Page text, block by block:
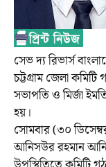
সেভ দ্য রিভার্স
চট্টগ্রাম জেলা
সভাপতি ও মির্জা
হয়।
সোমবার (৩০
আনিসউর রহমান